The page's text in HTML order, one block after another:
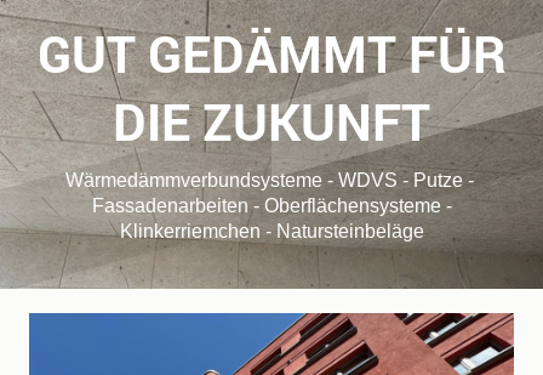
GUT GEDÄMMT FÜR
DIE ZUKUNFT
Wärmedämmverbundsysteme - WDVS - Putze -
Fassadenarbeiten - Oberflächensysteme -
Klinkerriemchen - Natursteinbeläge